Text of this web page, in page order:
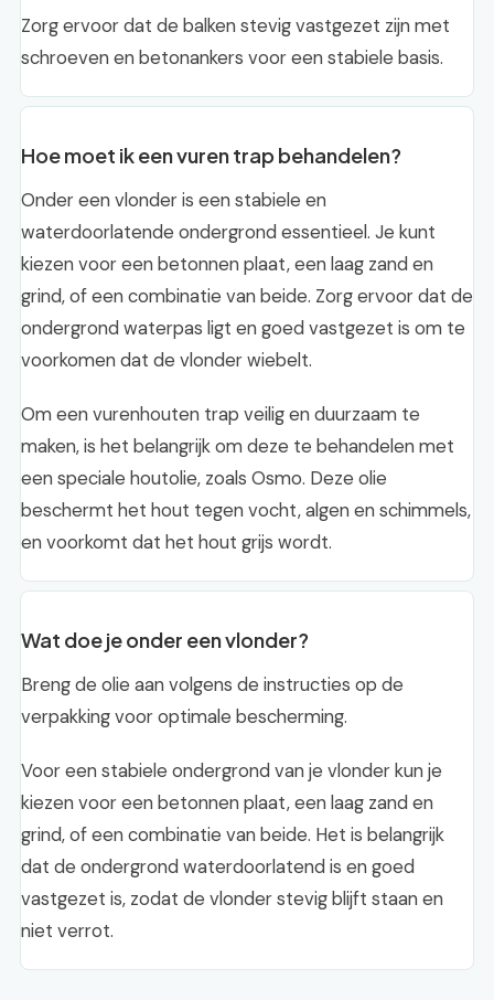
Zorg ervoor dat de balken stevig vastgezet zijn met
schroeven en betonankers voor een stabiele basis.
Hoe moet ik een vuren trap behandelen?
Onder een vlonder is een stabiele en
waterdoorlatende ondergrond essentieel. Je kunt
kiezen voor een betonnen plaat, een laag zand en
grind, of een combinatie van beide. Zorg ervoor dat de
ondergrond waterpas ligt en goed vastgezet is om te
voorkomen dat de vlonder wiebelt.
Om een vurenhouten trap veilig en duurzaam te
maken, is het belangrijk om deze te behandelen met
een speciale houtolie, zoals Osmo. Deze olie
beschermt het hout tegen vocht, algen en schimmels,
en voorkomt dat het hout grijs wordt.
Wat doe je onder een vlonder?
Breng de olie aan volgens de instructies op de
verpakking voor optimale bescherming.
Voor een stabiele ondergrond van je vlonder kun je
kiezen voor een betonnen plaat, een laag zand en
grind, of een combinatie van beide. Het is belangrijk
dat de ondergrond waterdoorlatend is en goed
vastgezet is, zodat de vlonder stevig blijft staan en
niet verrot.